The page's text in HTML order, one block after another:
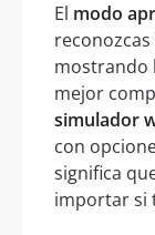
El modo
mostrando
mejor
simulador
con
significa
importar si